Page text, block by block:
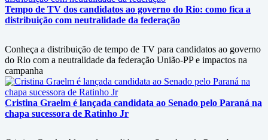
Tempo de TV dos candidatos ao governo do Rio: como fica a
distribuição com neutralidade da federação
Conheça a distribuição de tempo de TV para candidatos ao governo
do Rio com a neutralidade da federação União-PP e impactos na
campanha
Cristina Graelm é lançada candidata ao Senado pelo Paraná na
chapa sucessora de Ratinho Jr